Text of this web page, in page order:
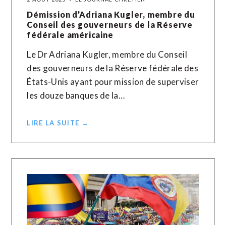
Démission d’Adriana Kugler, membre du
Conseil des gouverneurs de la Réserve
fédérale américaine
Le Dr Adriana Kugler, membre du Conseil
des gouverneurs de la Réserve fédérale des
États-Unis ayant pour mission de superviser
les douze banques de la…
LIRE LA SUITE →